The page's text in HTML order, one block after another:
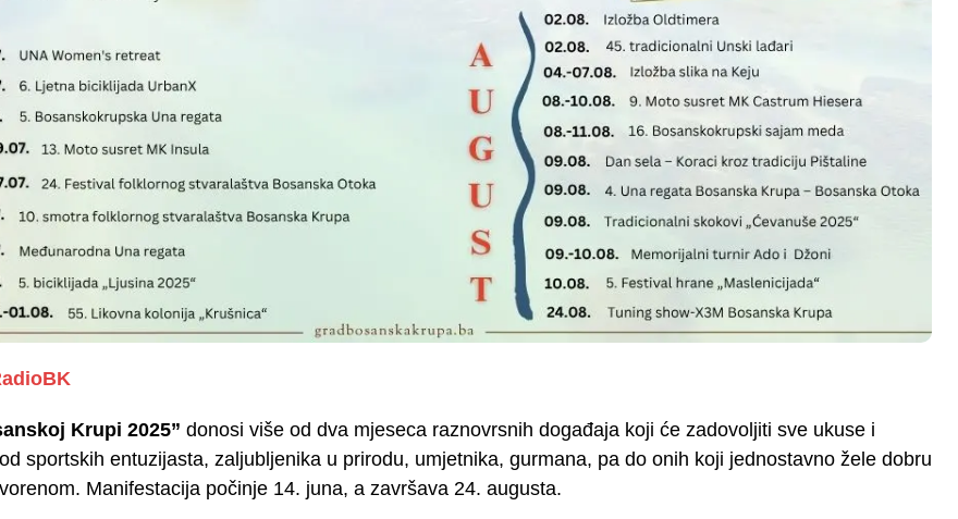
Krupi 2025” donosi više od dva mjeseca raznovrsnih događaja koji će zadovoljiti sve ukuse i
sportskih entuzijasta, zaljubljenika u prirodu, umjetnika, gurmana, pa do onih koji jednostavno žele dobru
Manifestacija počinje 14. juna, a završava 24. augusta.